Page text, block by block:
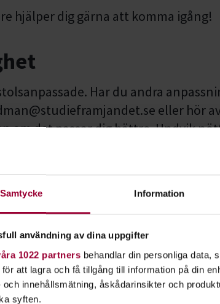
Samtycke Information
användning av dina uppgifter
1022 partners behandlar din personliga data,
att lagra och få tillgång till information på din
och innehållsmätning, åskådarinsikter och
syften.
hjälper dig gärna att komma igång!
Har du andra
eller hör
om det passar dig bättre. Undvik
länge du respekterar de andra
dig som är kvinna, HBTQIA+,
Personer under
sig.